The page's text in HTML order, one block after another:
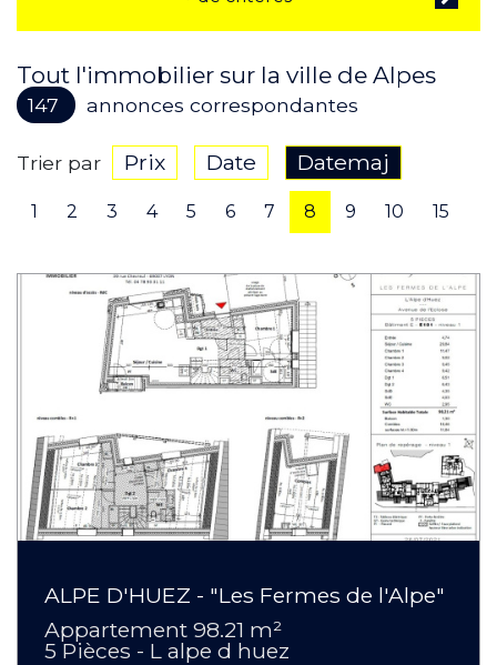
Tout l'immobilier sur la ville de Alpes
147 annonces correspondantes
Trier par Prix Date Datemaj
1 2 3 4 5 6 7 8 9 10 15
ALPE D'HUEZ - "Les Fermes de l'Alpe"
Appartement 98.21 m²
5 Pièces - L alpe d huez